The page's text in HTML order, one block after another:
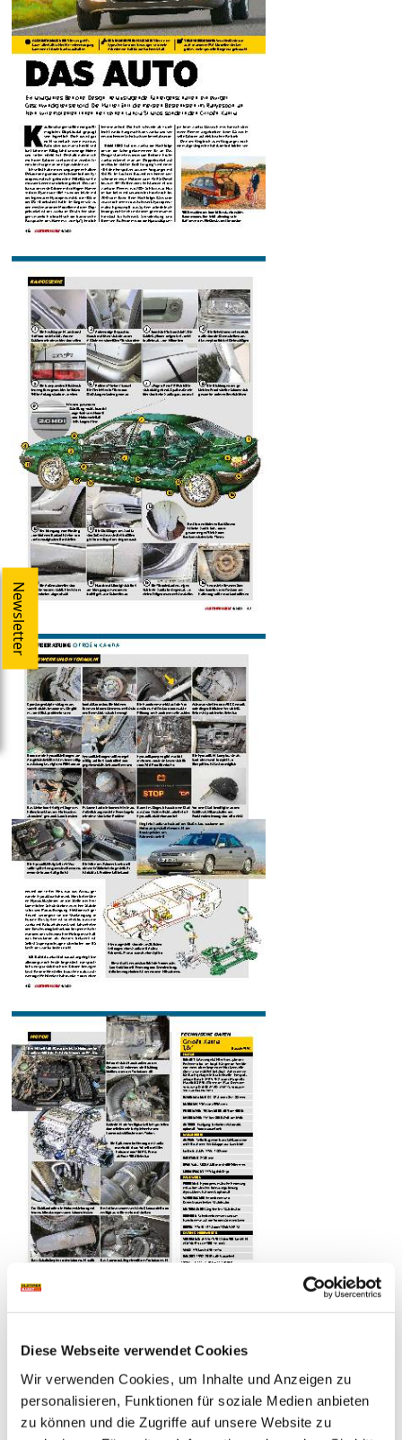
Diese Webseite verwendet Cookies
Wir verwenden Cookies, um Inhalte und Anzeigen zu
personalisieren, Funktionen für soziale Medien anbieten
zu können und die Zugriffe auf unsere Website zu
Newsletter